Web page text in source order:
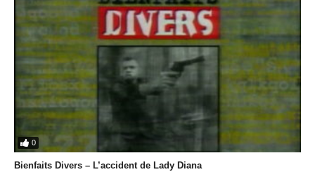
0
Bienfaits Divers – L’accident de Lady Diana